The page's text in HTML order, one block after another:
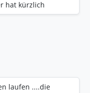
hat kürzlich
Lidar-Sensor
erreicht hat.
was zu
Das
durch
laufen ....die